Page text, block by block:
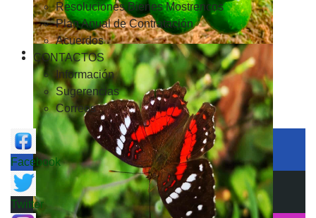
Resoluciones Bienes Mostrencos
Plan Anual de Contratación
Acuerdos
CONTACTOS
Información
Sugerencias
Correos
Facebook
Twitter